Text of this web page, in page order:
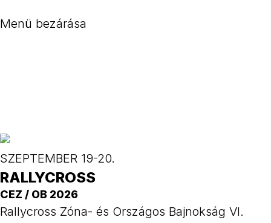
Menü bezárása
SZEPTEMBER 19-20.
RALLYCROSS
CEZ / OB 2026
Rallycross Zóna- és Országos Bajnokság VI.